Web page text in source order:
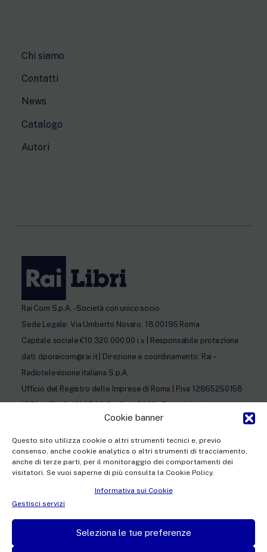
Cookie banner
Questo sito utilizza cookie o altri strumenti tecnici e, previo
consenso, anche cookie analytics o altri strumenti di tracciamento,
anche di terze parti, per il monitoraggio dei comportamenti dei
visitatori. Se vuoi saperne di più consulta la Cookie Policy.
Informativa sui Cookie
Gestisci servizi
Seleziona le tue preferenze
Chi siamo
Contatti
News
Catalogo
Autori
Rai Com S.p.A. - Società con unico socio
Sede Legale: Via Umberto Novaro, 18 00195 Roma
Capitale sociale €10.320.000,00 i.v. | Responsabile protezione
dati: dporaicom@rai.it | Direzione e coordinamento: Rai –
Radiotelevisione italiana S.p.A.
Ufficio del Registro delle Imprese di Roma | P.iva 12865250158
| REA n. RM- 949207 | © Rai Com 2026 - Tutti i diritti riservati
Facebook Twitter Instagram LinkedIn
Privacy Policy